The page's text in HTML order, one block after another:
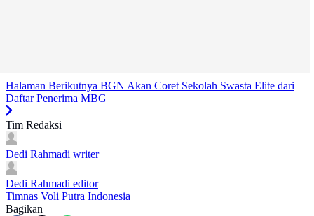
Halaman Berikutnya BGN Akan Coret Sekolah Swasta Elite dari
Daftar Penerima MBG
Tim Redaksi
Dedi Rahmadi writer
Dedi Rahmadi editor
Timnas Voli Putra Indonesia
Bagikan